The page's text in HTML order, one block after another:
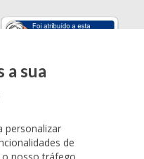
a sua
personalizar
de